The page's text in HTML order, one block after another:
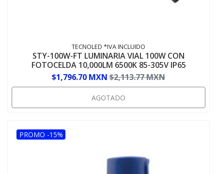
TECNOLED *IVA INCLUIDO
STY-100W-FT LUMINARIA VIAL 100W CON
FOTOCELDA 10,000LM 6500K 85-305V IP65
$1,796.70 MXN $2,113.77 MXN
AGOTADO
PROMO -15%